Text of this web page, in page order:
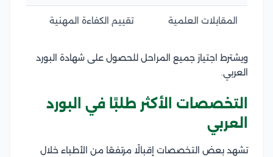
المقابلات العلمية تقييم الكفاءة المهنية
ويشترط اجتياز جميع المراحل للحصول على شهادة البورد
العربي.
التخصصات الأكثر طلبًا في البورد
العربي
تشهد بعض التخصصات إقبالًا مرتفعًا من الأطباء خلال